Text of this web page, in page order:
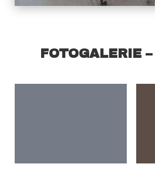
FOTOGALERIE